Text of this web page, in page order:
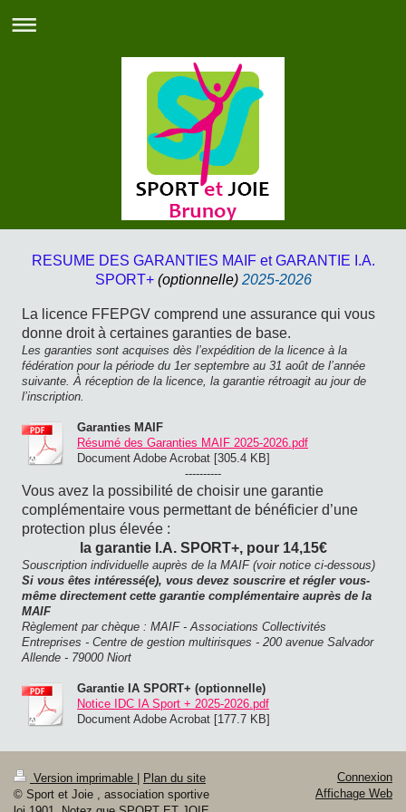
RESUME DES GARANTIES MAIF et GARANTIE I.A.
SPORT+ (optionnelle) 2025-2026
La licence FFEPGV comprend une assurance qui vous
donne droit à certaines garanties de base.
Les garanties sont acquises dès l’expédition de la licence à la
fédération pour la période du 1er septembre au 31 août de l’année
suivante. À réception de la licence, la garantie rétroagit au jour de
l’inscription.
Garanties MAIF
Résumé des Garanties MAIF 2025-2026.pdf
Document Adobe Acrobat [305.4 KB]
----------
Vous avez la possibilité de choisir une garantie
complémentaire vous permettant de bénéficier d’une
protection plus élevée :
la garantie I.A. SPORT+, pour 14,15€
Souscription individuelle auprès de la MAIF (voir notice ci-dessous)
Si vous êtes intéressé(e), vous devez souscrire et régler vous-
même directement cette garantie complémentaire auprès de la
MAIF
Règlement par chèque : MAIF - Associations Collectivités
Entreprises - Centre de gestion multirisques - 200 avenue Salvador
Allende - 79000 Niort
Garantie IA SPORT+ (optionnelle)
Notice IDC IA Sport + 2025-2026.pdf
Document Adobe Acrobat [177.7 KB]
Version imprimable
Plan du site
© Sport et Joie , association sportive
Connexion
Affichage Web